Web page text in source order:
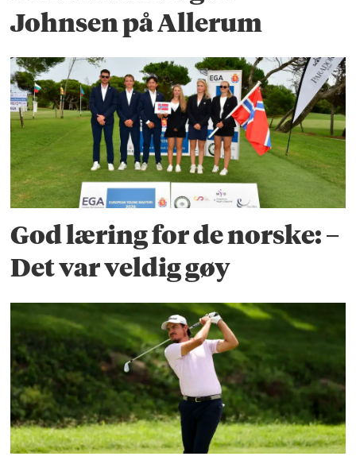
Johnsen på Allerum
God læring for de norske: –
Det var veldig gøy